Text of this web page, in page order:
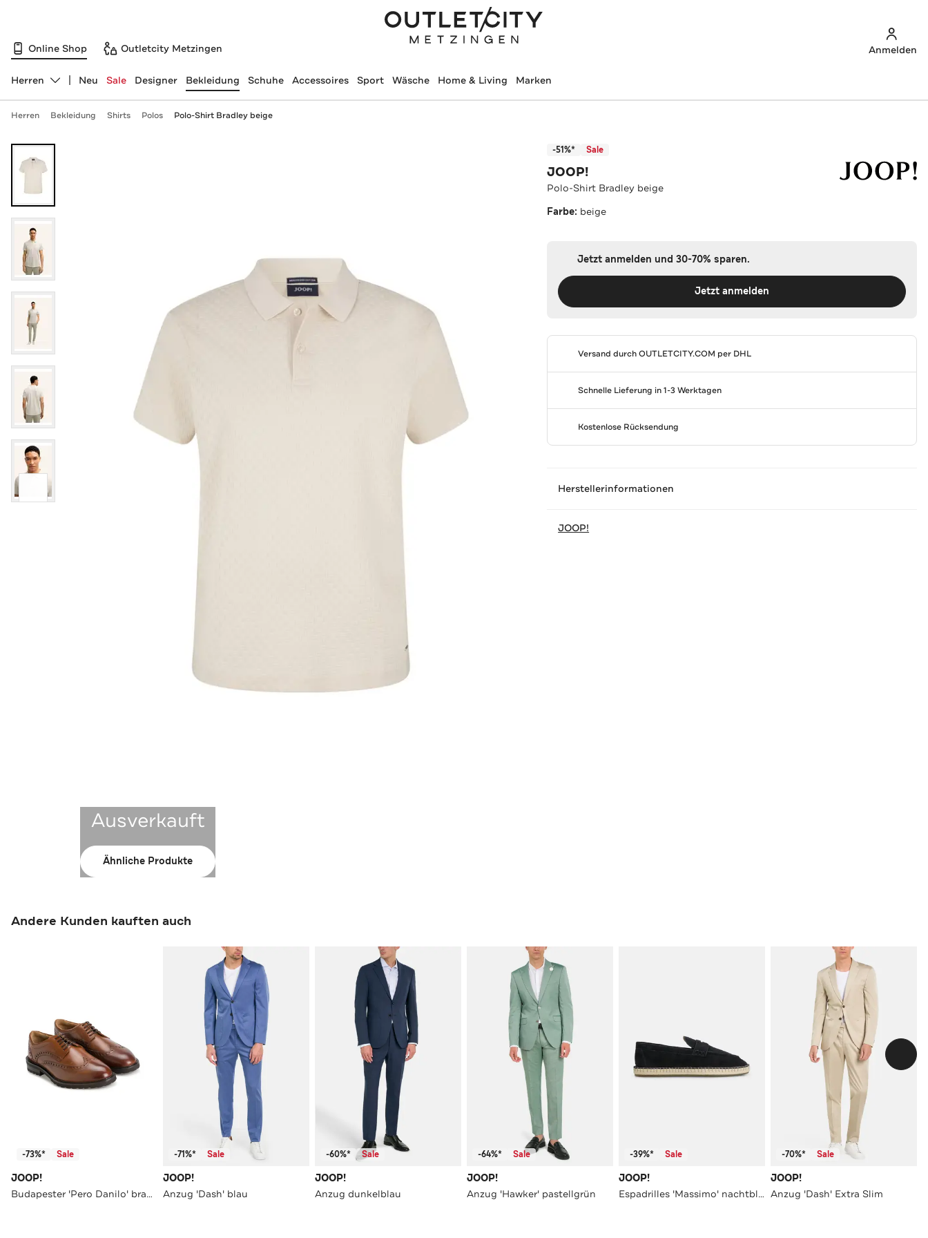
Online Shop Outletcity Metzingen Anmelden
Abteilung ändern, ausgewählt:
Herren Neu Sale Designer Bekleidung Schuhe Accessoires Sport Wäsche Home & Living Marken
Herren Bekleidung Shirts Polos Polo-Shirt Bradley beige
Ausverkauft
Ähnliche Produkte
-51%* Sale
JOOP!
Polo-Shirt Bradley beige
Farbe: beige
Jetzt anmelden und 30-70% sparen.
Jetzt anmelden
Versand durchOUTLETCITY.COM per DHL
Schnelle Lieferung in 1-3 Werktagen
Kostenlose Rücksendung
Herstellerinformationen
JOOP!
Andere Kunden kauften auch
-73%* Sale
JOOP!
Budapester 'Pero Danilo' braun
-71%* Sale
JOOP!
Anzug 'Dash' blau
-60%* Sale
JOOP!
Anzug dunkelblau
-64%* Sale
JOOP!
Anzug 'Hawker' pastellgrün
-39%* Sale
JOOP!
Espadrilles 'Massimo' nachtblau
-70%* Sale
JOOP!
Anzug 'Dash' Extra Slim